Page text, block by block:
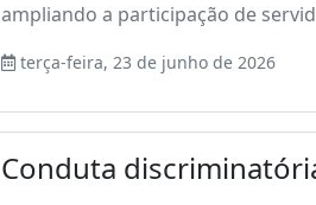
ampliando a participação de
terça-feira, 23 de junho de 2026
Conduta